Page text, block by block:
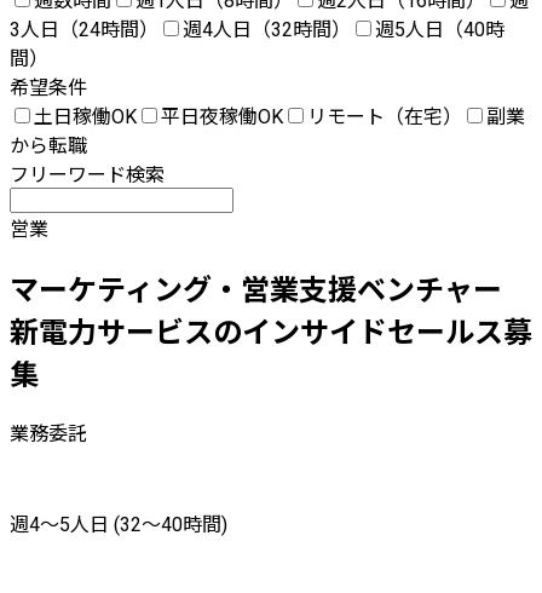
3人日（24時間）
週4人日（32時間）
週5人日（40時
間）
希望条件
土日稼働OK
平日夜稼働OK リモート（在宅）
副業
から転職
フリーワード検索
営業
マーケティング・営業支援ベンチャー
新電力サービスのインサイドセールス募
集
業務委託
週4〜5人日 (32〜40時間)